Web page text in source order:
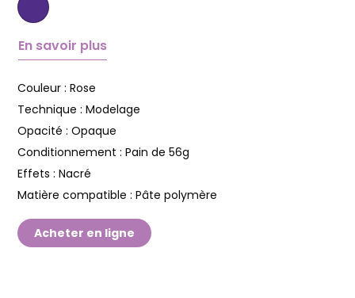
En savoir plus
Couleur : Rose
Technique : Modelage
Opacité : Opaque
Conditionnement : Pain de 56g
Effets : Nacré
Matière compatible : Pâte polymère
Acheter en ligne